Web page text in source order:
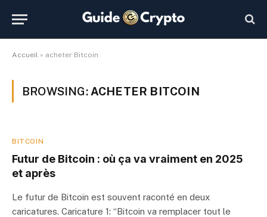
Accueil » acheter Bitcoin
BROWSING: ACHETER BITCOIN
BITCOIN
Futur de Bitcoin : où ça va vraiment en 2025
et après
Le futur de Bitcoin est souvent raconté en deux
caricatures. Caricature 1: “Bitcoin va remplacer tout le